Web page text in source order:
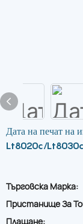
Дата на печат на
Lt8020c/Lt8030c
Търговска Марка:
Пристанище За
Плащане: